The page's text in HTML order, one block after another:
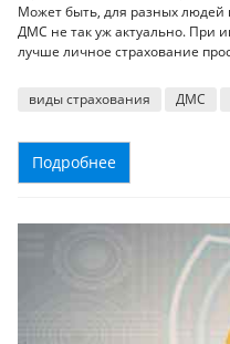
Может быть, для разных людей
ДМС не так уж актуально. При
лучше личное страхование
виды страхования ДМС
Подробнее